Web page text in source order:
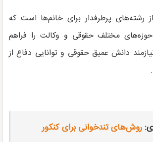
رشته‌های پرطرفدار برای خانم‌ها است که
مختلف حقوقی و وکالت را فراهم
دانش عمیق حقوقی و توانایی دفاع از
روش‌های تندخوانی برای کنکور